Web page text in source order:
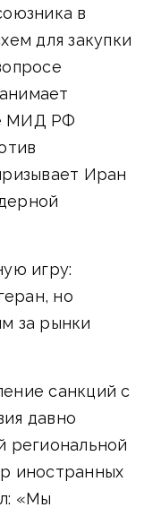
в
для закупки
МИД РФ
Иран
игру:
но
за рынки
санкций с
давно
региональной
иностранных
«Мы